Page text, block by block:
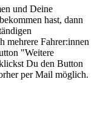
und Deine
hast, dann
mehrere Fahrer:innen
"Weitere
Du den Button
per Mail möglich.